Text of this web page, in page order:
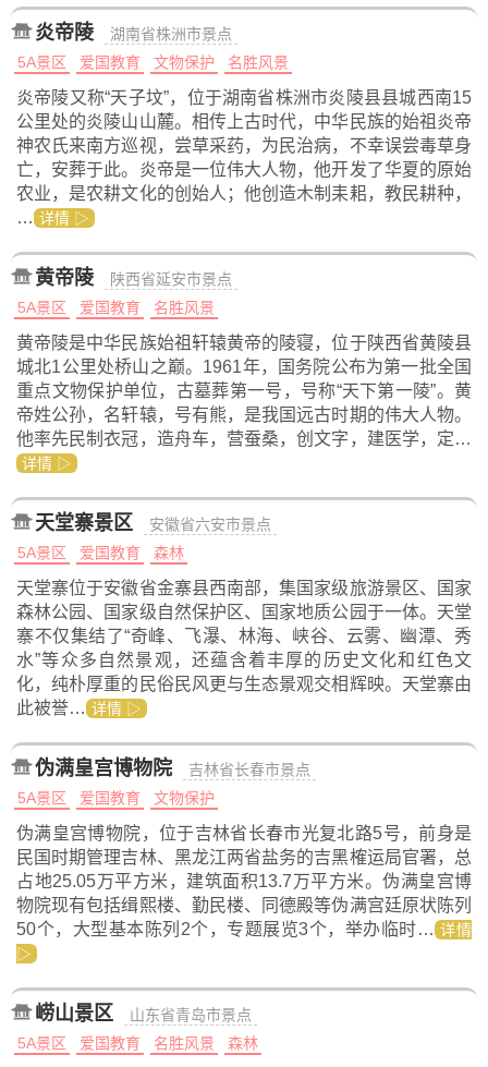
炎帝陵
湖南省株洲市景点
5A景区
爱国教育 文物保护 名胜风景
炎帝陵又称“天子坟”，位于湖南省株洲市炎陵县县城西南15
公里处的炎陵山山麓。相传上古时代，中华民族的始祖炎帝
神农氏来南方巡视，尝草采药，为民治病，不幸误尝毒草身
亡，安葬于此。炎帝是一位伟大人物，他开发了华夏的原始
农业，是农耕文化的创始人；他创造木制耒耜，教民耕种，
… 详情 ▷
黄帝陵
陕西省延安市景点
5A景区
爱国教育 名胜风景
黄帝陵是中华民族始祖轩辕黄帝的陵寝，位于陕西省黄陵县
城北1公里处桥山之巅。1961年，国务院公布为第一批全国
重点文物保护单位，古墓葬第一号，号称“天下第一陵”。黄
帝姓公孙，名轩辕，号有熊，是我国远古时期的伟大人物。
他率先民制衣冠，造舟车，营蚕桑，创文字，建医学，定…
详情 ▷
天堂寨景区
安徽省六安市景点
5A景区
爱国教育 森林
天堂寨位于安徽省金寨县西南部，集国家级旅游景区、国家
森林公园、国家级自然保护区、国家地质公园于一体。天堂
寨不仅集结了“奇峰、飞瀑、林海、峡谷、云雾、幽潭、秀
水”等众多自然景观，还蕴含着丰厚的历史文化和红色文
化，纯朴厚重的民俗民风更与生态景观交相辉映。天堂寨由
此被誉… 详情 ▷
伪满皇宫博物院
吉林省长春市景点
5A景区
爱国教育 文物保护
伪满皇宫博物院，位于吉林省长春市光复北路5号，前身是
民国时期管理吉林、黑龙江两省盐务的吉黑榷运局官署，总
占地25.05万平方米，建筑面积13.7万平方米。伪满皇宫博
物院现有包括缉熙楼、勤民楼、同德殿等伪满宫廷原状陈列
50个，大型基本陈列2个，专题展览3个，举办临时… 详情
▷
崂山景区
山东省青岛市景点
5A景区
爱国教育 名胜风景 森林